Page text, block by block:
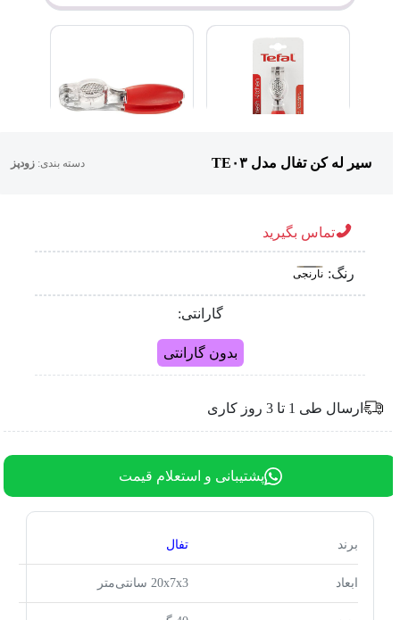
سیر له کن تفال مدل TE۰۳ دسته بندی:زودپز
تماس بگیرید
رنگ: نارنجی
گارانتی:
بدون گارانتی
ارسال طی 1 تا 3 روز کاری
پشتیبانی و استعلام قیمت
برند تفال
ابعاد 20x7x3 سانتی‌متر